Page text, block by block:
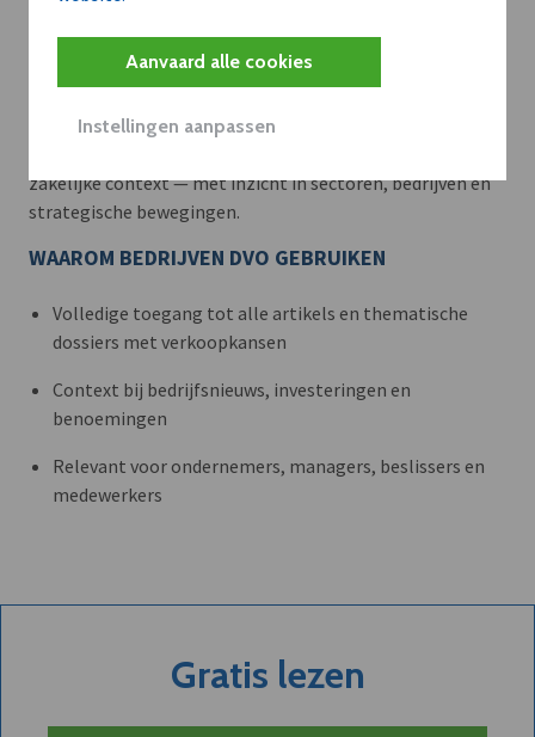
Aanvaard alle cookies
Instellingen aanpassen
Meer context. Dieper begrip.
zakelijke context — met inzicht in sectoren, bedrijven en
strategische bewegingen.
WAAROM BEDRIJVEN DVO GEBRUIKEN
Volledige toegang tot alle artikels en thematische
dossiers met verkoopkansen
Context bij bedrijfsnieuws, investeringen en
benoemingen
Relevant voor ondernemers, managers, beslissers en
medewerkers
Gratis lezen